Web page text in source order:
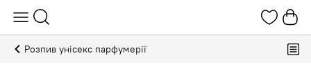
Розпив унісекс парфумерії